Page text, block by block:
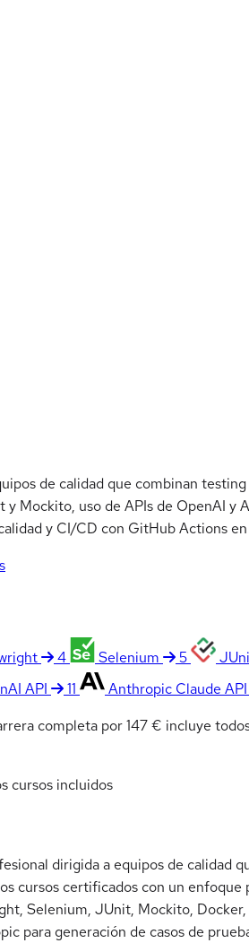
de calidad que combinan
Mockito, uso de APIs de OpenAI
y CI/CD con GitHub Actions
4 Selenium 5
API 11 Anthropic Claude API
completa por 147 € incluye
cursos incluidos
dirigida a equipos de calidad
cursos certificados con un
Selenium, JUnit, Mockito,
para generación de casos de